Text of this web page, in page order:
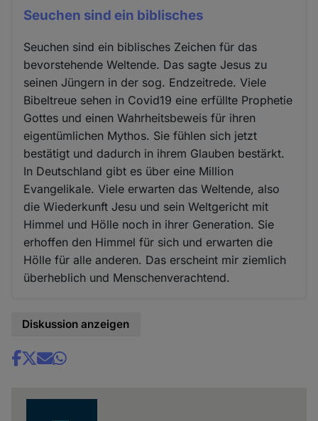
Seuchen sind ein biblisches
Seuchen sind ein biblisches Zeichen für das
bevorstehende Weltende. Das sagte Jesus zu
seinen Jüngern in der sog. Endzeitrede. Viele
Bibeltreue sehen in Covid19 eine erfüllte Prophetie
Gottes und einen Wahrheitsbeweis für ihren
eigentümlichen Mythos. Sie fühlen sich jetzt
bestätigt und dadurch in ihrem Glauben bestärkt.
In Deutschland gibt es über eine Million
Evangelikale. Viele erwarten das Weltende, also
die Wiederkunft Jesu und sein Weltgericht mit
Himmel und Hölle noch in ihrer Generation. Sie
erhoffen den Himmel für sich und erwarten die
Hölle für alle anderen. Das erscheint mir ziemlich
überheblich und Menschenverachtend.
Diskussion anzeigen
Share